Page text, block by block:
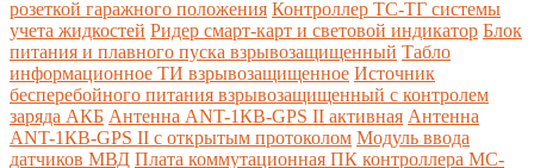
розеткой гаражного положения Контроллер ТС-ТГ системы
учета жидкостей Ридер смарт-карт и световой индикатор Блок
питания и плавного пуска взрывозащищенный Табло
информационное ТИ взрывозащищенное Источник
бесперебойного питания взрывозащищенный с контролем
заряда АКБ Антенна ANT-1КВ-GPS II активная Антенна
ANT-1КВ-GPS II с открытым протоколом Модуль ввода
датчиков МВД Плата коммутационная ПК контроллера МС-